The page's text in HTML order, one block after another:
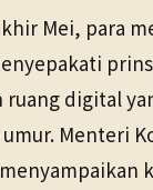
Mei, para
digital
Menteri